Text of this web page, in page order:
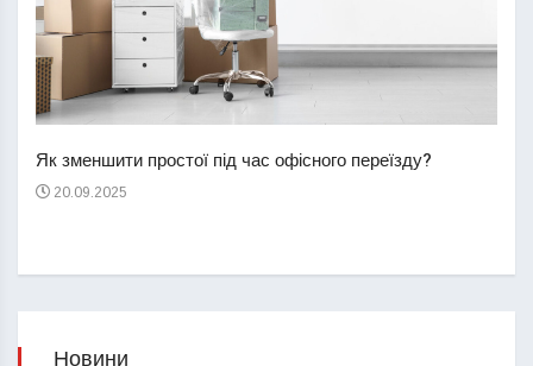
Як зменшити простої під час офісного переїзду?
20.09.2025
Новини